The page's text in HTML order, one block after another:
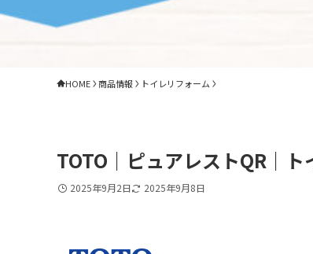
HOME 商品情報 トイレリフォーム
TOTO｜ピュアレストQR｜
2025年9月2日 2025年9月8日